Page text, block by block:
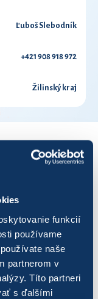
funkcií
používame
naše
partnerom v
Títo partneri
s ďalšími
Ľuboš Slebodník
+421 908 918 972
Žilinský kraj
2024
Počet jázd
34